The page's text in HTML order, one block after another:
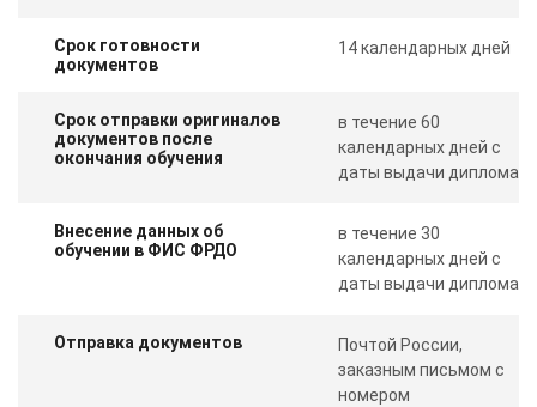
Срок готовности
документов
14 календарных дней
Срок отправки оригиналов
документов после
окончания обучения
в течение 60
календарных дней с
даты выдачи диплома
Внесение данных об
обучении в ФИС ФРДО
в течение 30
календарных дней с
даты выдачи диплома
Отправка документов
Почтой России,
заказным письмом с
номером